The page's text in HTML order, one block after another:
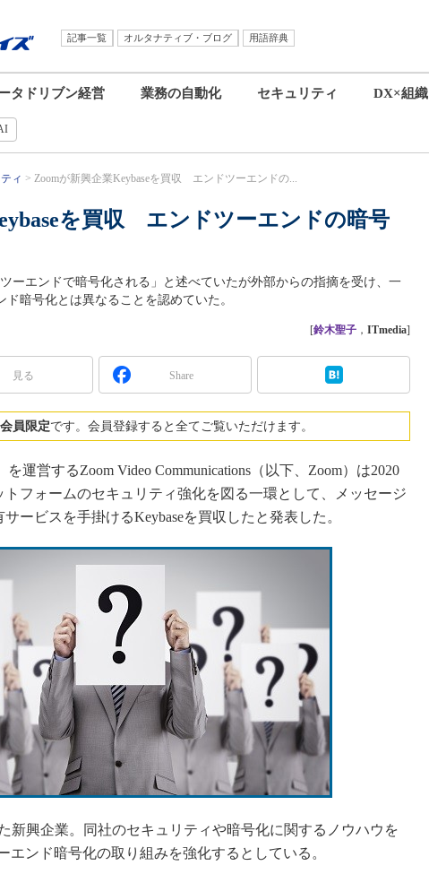
記事一覧 オルタナティブ・ブログ
用語辞典
タドリブン経営 業務の自動化 セキュリティ DX×組織
ィ Zoomが新興企業Keybaseを買収 エンドツーエンドの...
を買収 エンドツーエンドの暗号
ーエンドで暗号化される」と述べていたが外部からの指摘を受け、一
暗号化とは異なることを認めていた。
[鈴木聖子 ， ITmedia]
見る Share
会員限定です。会員登録すると全てご覧いただけます。
運営するZoom Video Communications（以下、Zoom）は2020
フォームのセキュリティ強化を図る一環として、メッセージ
ービスを手掛けるKeybaseを買収したと発表した。
新興企業。同社のセキュリティや暗号化に関するノウハウを
エンド暗号化の取り組みを強化するとしている。